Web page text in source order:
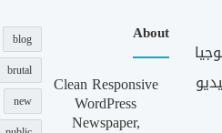
About
Clean Responsive
WordPress
Newspaper,
blog
brutal
new